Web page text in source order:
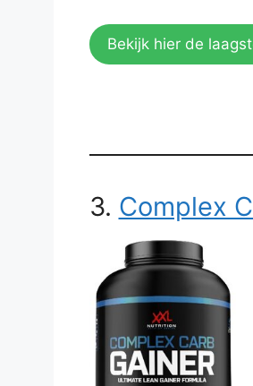
Bekijk hier de
3. Complex